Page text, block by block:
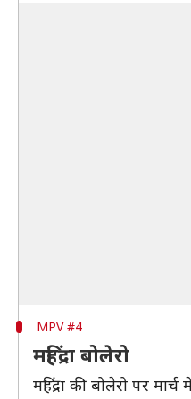
MPV #4
महिंद्रा बोलेरो
महिंद्रा की बोलेरो पर